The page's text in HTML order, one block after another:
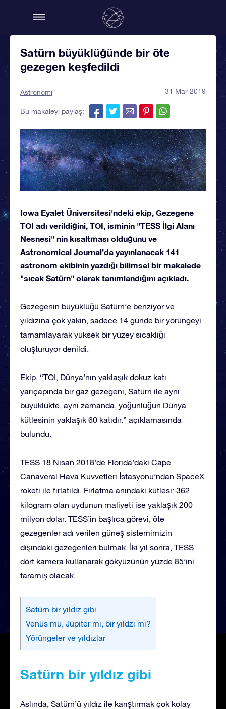
Satürn büyüklüğünde bir öte
gezegen keşfedildi
Astronomi 31 Mar 2019
Bu makaleyi paylaş:
Iowa Eyalet Üniversitesi'ndeki ekip, Gezegene
TOI adı verildiğini, TOI, isminin "TESS İlgi Alanı
Nesnesi" nin kısaltması olduğunu ve
Astronomical Journal’da yayınlanacak 141
astronom ekibinin yazdığı bilimsel bir makalede
"sıcak Satürn" olarak tanımlandığını açıkladı.
Gezegenin büyüklüğü Satürn’e benziyor ve
yıldızına çok yakın, sadece 14 günde bir yörüngeyi
tamamlayarak yüksek bir yüzey sıcaklığı
oluşturuyor denildi.
Ekip, “TOI, Dünya’nın yaklaşık dokuz katı
yarıçapında bir gaz gezegeni, Satürn ile aynı
büyüklükte, aynı zamanda, yoğunluğun Dünya
kütlesinin yaklaşık 60 katıdır.” açıklamasında
bulundu.
TESS 18 Nisan 2018’de Florida’daki Cape
Canaveral Hava Kuvvetleri İstasyonu’ndan SpaceX
roketi ile fırlatıldı. Fırlatma anındaki kütlesi: 362
kilogram olan uydunun maliyeti ise yaklaşık 200
milyon dolar. TESS’in başlıca görevi, öte
gezegenler adı verilen güneş sistemimizin
dışındaki gezegenleri bulmak. İki yıl sonra, TESS
dört kamera kullanarak gökyüzünün yüzde 85’ini
taramış olacak.
Satürn bir yıldız gibi
Venüs mü, Jüpiter mi, bir yıldzı mı?
Yörüngeler ve yıldızlar
Satürn bir yıldız gibi
Aslında, Satürn’ü yıldız ile karıştırmak çok kolay